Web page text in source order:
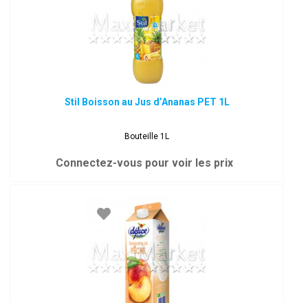
Stil Boisson au Jus d’Ananas PET 1L
Bouteille 1L
Connectez-vous pour voir les prix